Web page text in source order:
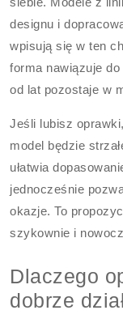
designu i
wpisują się w ten
forma nawiązuje
od lat pozostaje w
Jeśli lubisz
model będzie
ułatwia
jednocześnie
okazje. To
szykownie i
Dlaczego
dobrze